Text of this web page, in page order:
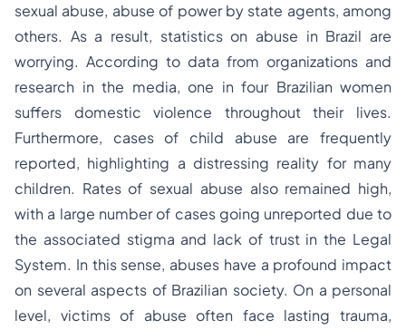
sexual abuse, abuse of power by state agents, among
others. As a result, statistics on abuse in Brazil are
worrying. According to data from organizations and
research in the media, one in four Brazilian women
suffers domestic violence throughout their lives.
Furthermore, cases of child abuse are frequently
reported, highlighting a distressing reality for many
children. Rates of sexual abuse also remained high,
with a large number of cases going unreported due to
the associated stigma and lack of trust in the Legal
System. In this sense, abuses have a profound impact
on several aspects of Brazilian society. On a personal
level, victims of abuse often face lasting trauma,